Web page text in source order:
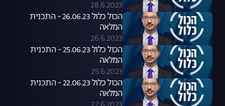
28.6.2023
הכול כלול 26.06.23 - התכנית
המלאה
26.6.2023
הכול כלול 25.06.23 - התכנית
המלאה
25.6.2023
הכול כלול 22.06.23 - התכנית
המלאה